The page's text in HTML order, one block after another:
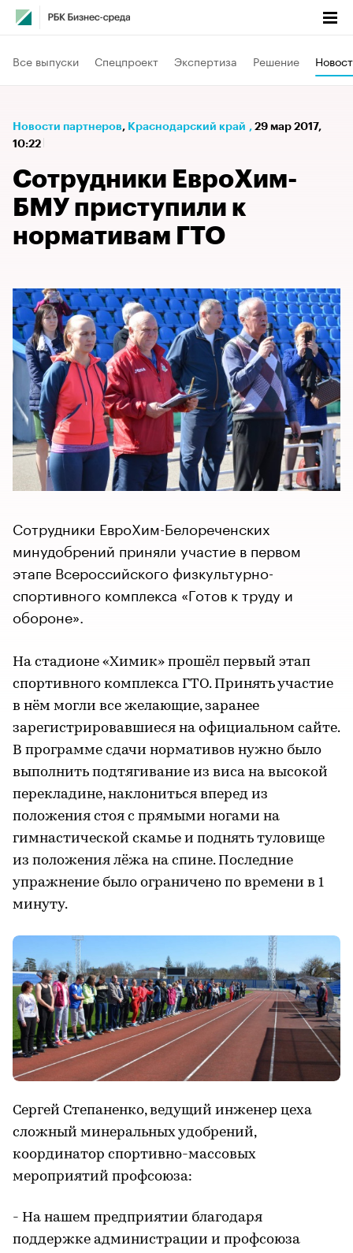
Все выпуски Спецпроект Экспертиза Решение
Новости партнеров⁠, Краснодарский край , 29 мар 2017,
10:22
Сотрудники ЕвроХим-
БМУ приступили к
нормативам ГТО
Сотрудники ЕвроХим-Белореченских
минудобрений приняли участие в первом
этапе Всероссийского физкультурно-
спортивного комплекса «Готов к труду и
обороне».
На стадионе «Химик» прошёл первый этап
спортивного комплекса ГТО. Принять участие
в нём могли все желающие, заранее
зарегистрировавшиеся на официальном сайте.
В программе сдачи нормативов нужно было
выполнить подтягивание из виса на высокой
перекладине, наклониться вперед из
положения стоя с прямыми ногами на
гимнастической скамье и поднять туловище
из положения лёжа на спине. Последние
упражнение было ограничено по времени в 1
минуту.
Сергей Степаненко, ведущий инженер цеха
сложный минеральных удобрений,
координатор спортивно-массовых
мероприятий профсоюза:
- На нашем предприятии благодаря
поддержке администрации и профсоюза